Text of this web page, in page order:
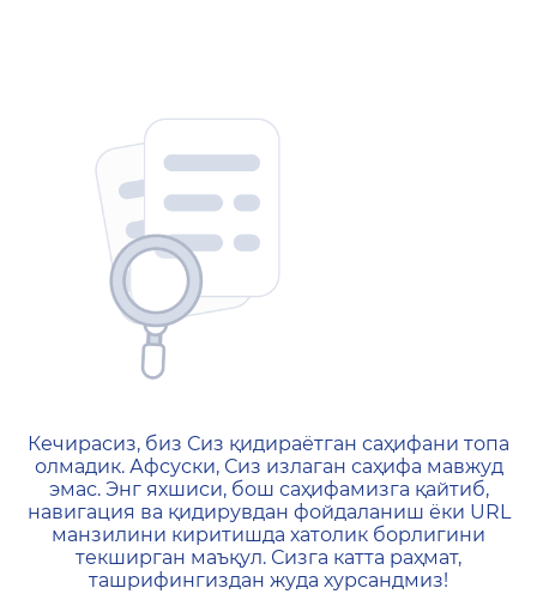
404 — Страница не
Кечирасиз, биз Сиз қидираётган саҳифани топа
олмадик. Афсуски, Сиз излаган саҳифа мавжуд
эмас. Энг яхшиси, бош саҳифамизга қайтиб,
навигация ва қидирувдан фойдаланиш ёки URL
манзилини киритишда хатолик борлигини
текширган маъқул. Сизга катта раҳмат,
ташрифингиздан жуда хурсандмиз!